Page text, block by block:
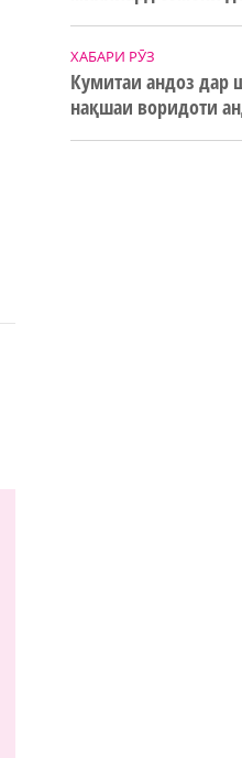
ХАБАРИ РӮЗ
Кумитаи андоз дар
нақшаи воридоти